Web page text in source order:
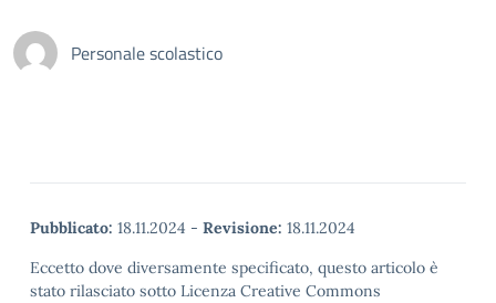
Personale scolastico
Pubblicato: 18.11.2024 - Revisione: 18.11.2024
Eccetto dove diversamente specificato, questo articolo è
stato rilasciato sotto Licenza Creative Commons